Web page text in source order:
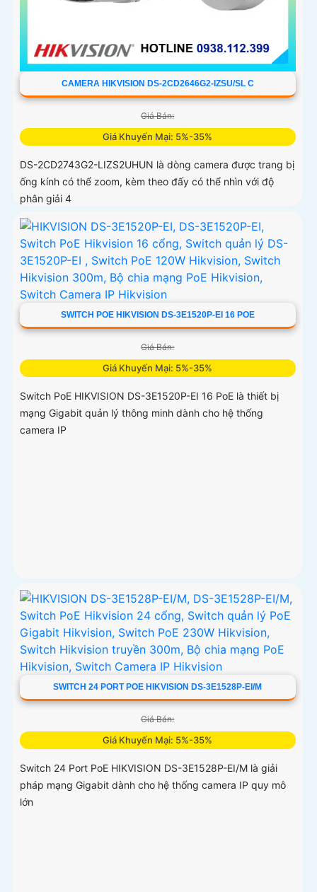
CAMERA HIKVISION DS-2CD2646G2-IZSU/SL C
Giá Bán:
Giá Khuyến Mại: 5%-35%
DS-2CD2743G2-LIZS2UHUN là dòng camera được trang bị
ống kính có thể zoom, kèm theo đấy có thể nhìn với độ
phân giải 4
SWITCH POE HIKVISION DS-3E1520P-EI 16 POE
Giá Bán:
Giá Khuyến Mại: 5%-35%
Switch PoE HIKVISION DS-3E1520P-EI 16 PoE là thiết bị
mạng Gigabit quản lý thông minh dành cho hệ thống
camera IP
SWITCH 24 PORT POE HIKVISION DS-3E1528P-EI/M
Giá Bán:
Giá Khuyến Mại: 5%-35%
Switch 24 Port PoE HIKVISION DS-3E1528P-EI/M là giải
pháp mạng Gigabit dành cho hệ thống camera IP quy mô
lớn